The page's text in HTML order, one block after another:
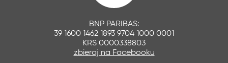
BNP PARIBAS:
39 1600 1462 1893 9704 1000 0001
KRS 0000338803
zbieraj na Facebooku